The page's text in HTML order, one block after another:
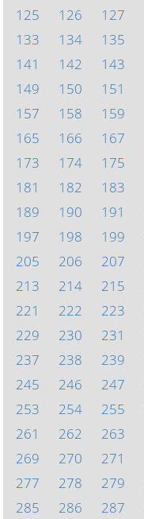
125
126 127
133
134 135
141
142 143
149
150 151
157
158 159
165
166 167
173
174 175
181
182 183
189
190 191
197
198 199
205
206 207
213
214 215
221
222 223
229
230 231
237
238 239
245
246 247
253
254 255
261
262 263
269
270 271
277
278 279
285
286 287